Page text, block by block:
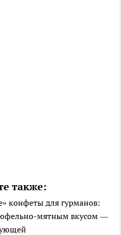
также:
конфеты для гурманов:
мятным вкусом —